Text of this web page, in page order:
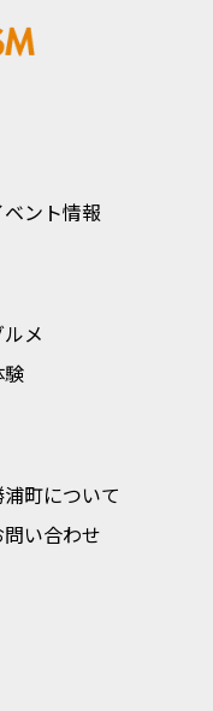
ベント情報
メ
験
町について
問い合わせ